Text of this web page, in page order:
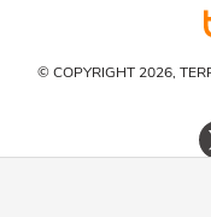
© COPYRIGHT 2026,